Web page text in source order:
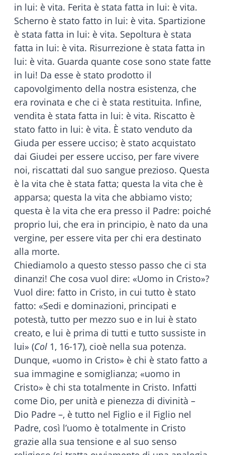
in lui: è vita. Ferita è stata fatta in lui: è vita.
Scherno è stato fatto in lui: è vita. Spartizione
è stata fatta in lui: è vita. Sepoltura è stata
fatta in lui: è vita. Risurrezione è stata fatta in
lui: è vita. Guarda quante cose sono state fatte
in lui! Da esse è stato prodotto il
capovolgimento della nostra esistenza, che
era rovinata e che ci è stata restituita. Infine,
vendita è stata fatta in lui: è vita. Riscatto è
stato fatto in lui: è vita. È stato venduto da
Giuda per essere ucciso; è stato acquistato
dai Giudei per essere ucciso, per fare vivere
noi, riscattati dal suo sangue prezioso. Questa
è la vita che è stata fatta; questa la vita che è
apparsa; questa la vita che abbiamo visto;
questa è la vita che era presso il Padre: poiché
proprio lui, che era in principio, è nato da una
vergine, per essere vita per chi era destinato
alla morte.
Chiediamolo a questo stesso passo che ci sta
dinanzi! Che cosa vuol dire: «Uomo in Cristo»?
Vuol dire: fatto in Cristo, in cui tutto è stato
fatto: «Sedi e dominazioni, principati e
potestà, tutto per mezzo suo e in lui è stato
creato, e lui è prima di tutti e tutto sussiste in
lui» (Col 1, 16-17), cioè nella sua potenza.
Dunque, «uomo in Cristo» è chi è stato fatto a
sua immagine e somiglianza; «uomo in
Cristo» è chi sta totalmente in Cristo. Infatti
come Dio, per unità e pienezza di divinità –
Dio Padre –, è tutto nel Figlio e il Figlio nel
Padre, così l’uomo è totalmente in Cristo
grazie alla sua tensione e al suo senso